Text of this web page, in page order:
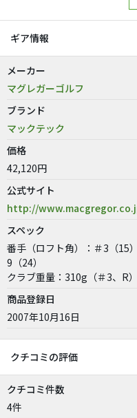
ギア情報
メーカー
マグレガーゴルフ
ブランド
マックテック
価格
42,120円
公式サイト
http://
スペック
番手（ロフト角）：＃3（15
9（24）
クラブ重量：310g（＃3、R）
商品登録日
2007年10月16日
クチコミの評価
クチコミ件数
4件